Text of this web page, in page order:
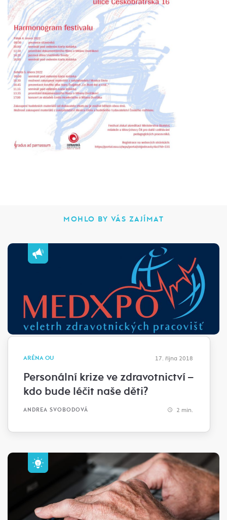
MOHLO BY VÁS ZAJÍMAT
ARÉNA OU 17. října 2018
Personální krize ve zdravotnictví –
kdo bude léčit naše děti?
ANDREA SVOBODOVÁ 2 min.